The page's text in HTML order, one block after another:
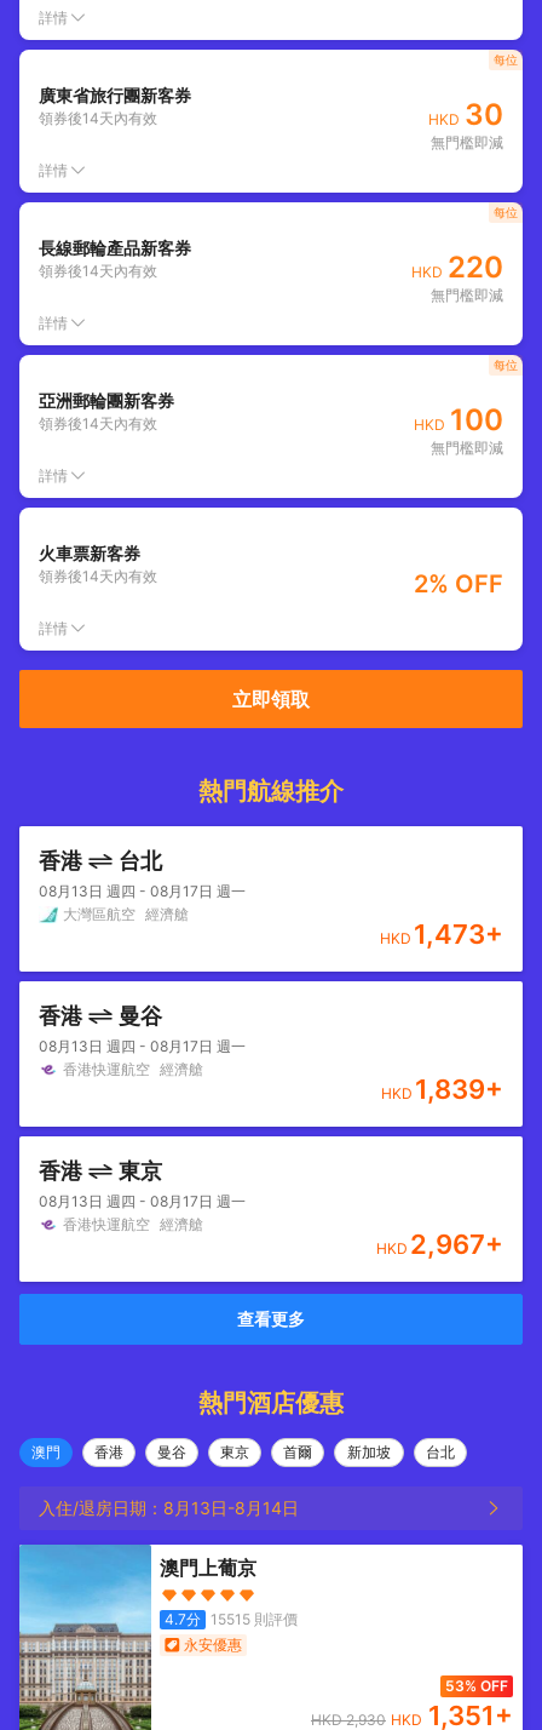
詳情
廣東省旅行團新客券
領券後14天內有效 HKD 30
無門檻即減
每位
詳情
長線郵輪產品新客券
領券後14天內有效 HKD 220
無門檻即減
每位
詳情
亞洲郵輪團新客券
領券後14天內有效 HKD 100
無門檻即減
每位
詳情
火車票新客券
領券後14天內有效 2% OFF
詳情
立即領取
熱門航線推介
香港 台北
08月13日 週四 - 08月17日 週一
大灣區航空 經濟艙
HKD 1,473+
香港 曼谷
08月13日 週四 - 08月17日 週一
香港快運航空 經濟艙
HKD 1,839+
香港 東京
08月13日 週四 - 08月17日 週一
香港快運航空 經濟艙
HKD 2,967+
查看更多
熱門酒店優惠
澳門 香港 曼谷 東京 首爾 新加坡 台北
入住/退房日期： 8月13日-8月14日
澳門上葡京
4.7分 15515則評價
永安優惠
53% OFF
HKD2,930 HKD 1,351+